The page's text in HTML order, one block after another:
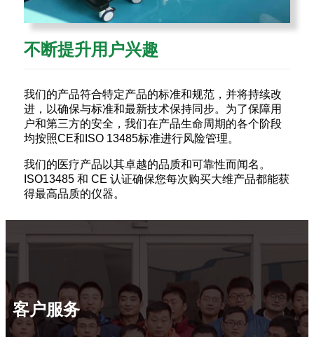
不断提升用户兴趣
我们的产品符合特定产品的标准和规范，并将持续改
进，以确保与标准和最新技术保持同步。为了保障用
户和第三方的安全，我们在产品生命周期的各个阶段
均按照CE和ISO 13485标准进行风险管理。
我们的医疗产品以其卓越的品质和可靠性而闻名。
ISO13485 和 CE 认证确保您每次购买大维产品都能获
得最高品质的仪器。
客户服务